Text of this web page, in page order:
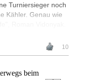
Turniersieger noch
Kähler. Genau wie
10
beim